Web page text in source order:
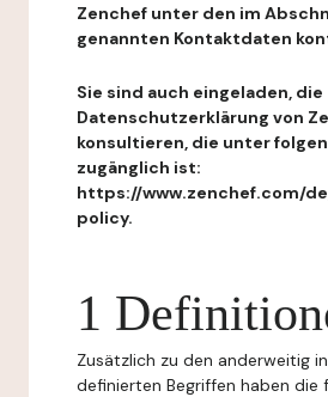
Zenchef unter den im
genannten Kontaktdaten
Sie sind auch eingeladen, die
Datenschutzerklärung von
konsultieren, die unter
zugänglich ist:
https://www.zenchef.com/
policy.
1
Zusätzlich zu den anderweitig
definierten Begriffen haben die